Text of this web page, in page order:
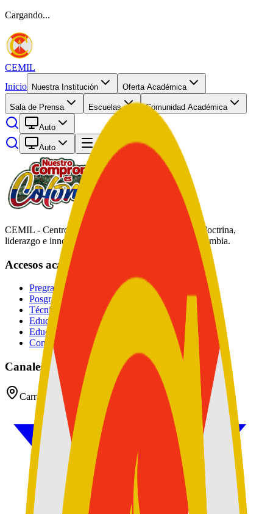
Cargando...
CEMIL
Inicio
Nuestra Institución Oferta Académica
Sala de Prensa Escuelas Comunidad Académica
Auto
Auto Abrir menú
CEMIL - Centro de Educación Militar. Formación, doctrina,
liderazgo e innovación académica al servicio de Colombia.
Accesos académicos
Pregrados
Posgrados
Técnico
Educación Continuada
Educación Militar
Convocatoria de Docentes
Canales oficiales
Carrera 54 No 26 - 25 CAN, Bogotá D.C, Colombia